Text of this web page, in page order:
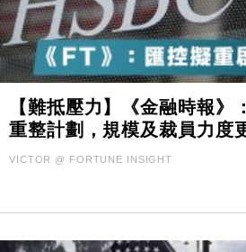
【難抵壓力】《金融時報》
重整計劃，規模及裁員力度
VICTOR @ FORTUNE INSIGHT